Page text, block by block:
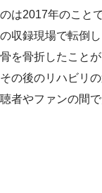
のは2017年のこと
の収録現場で転倒
骨を骨折したこと
その後のリハビリ
聴者やファンの間